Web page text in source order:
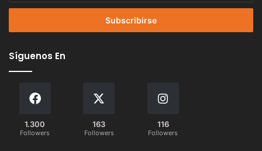
correo
Síguenos En
1.300
Followers
163
Followers
116
Followers